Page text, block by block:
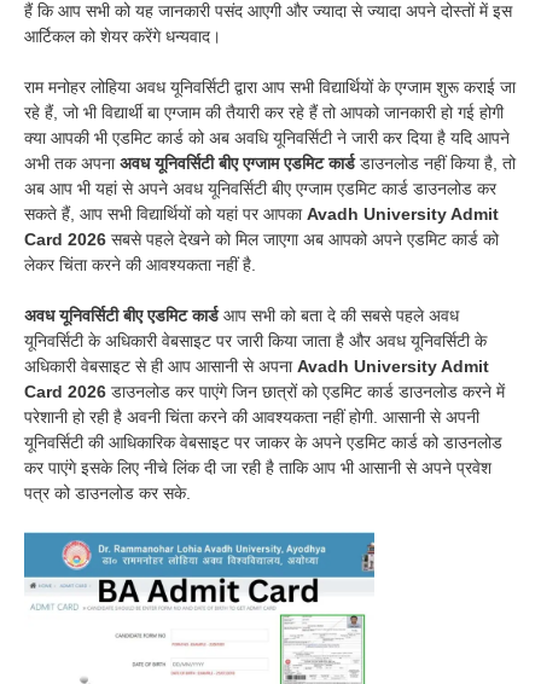
हैं कि आप सभी को यह जानकारी पसंद आएगी और ज्यादा से ज्यादा अपने दोस्तों में इस
आर्टिकल को शेयर करेंगे धन्यवाद।
राम मनोहर लोहिया अवध यूनिवर्सिटी द्वारा आप सभी विद्यार्थियों के एग्जाम शुरू कराई जा
रहे हैं, जो भी विद्यार्थी बा एग्जाम की तैयारी कर रहे हैं तो आपको जानकारी हो गई होगी
क्या आपकी भी एडमिट कार्ड को अब अवधि यूनिवर्सिटी ने जारी कर दिया है यदि आपने
अभी तक अपनाअवध यूनिवर्सिटी बीए एग्जाम एडमिट कार्डडाउनलोड नहीं किया है, तो
अब आप भी यहां से अपने अवध यूनिवर्सिटी बीए एग्जाम एडमिट कार्ड डाउनलोड कर
सकते हैं, आप सभी विद्यार्थियों को यहां पर आपकाAvadh University Admit
Card 2026 सबसे पहले देखने को मिल जाएगा अब आपको अपने एडमिट कार्ड को
लेकर चिंता करने की आवश्यकता नहीं है.
अवध यूनिवर्सिटी बीए एडमिट कार्डआप सभी को बता दे की सबसे पहले अवध
यूनिवर्सिटी के अधिकारी वेबसाइट पर जारी किया जाता है और अवध यूनिवर्सिटी के
अधिकारी वेबसाइट से ही आप आसानी से अपनाAvadh University Admit
Card 2026 डाउनलोड कर पाएंगे जिन छात्रों को एडमिट कार्ड डाउनलोड करने में
परेशानी हो रही है अवनी चिंता करने की आवश्यकता नहीं होगी. आसानी से अपनी
यूनिवर्सिटी की आधिकारिक वेबसाइट पर जाकर के अपने एडमिट कार्ड को डाउनलोड
कर पाएंगे इसके लिए नीचे लिंक दी जा रही है ताकि आप भी आसानी से अपने प्रवेश
पत्र को डाउनलोड कर सके.